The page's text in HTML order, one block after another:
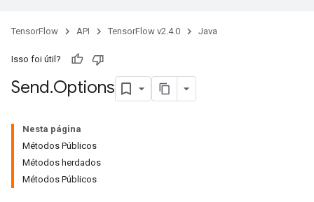
TensorFlow API TensorFlow v2.4.0 Java
Isso foi útil?
Send.Options
Nesta página
Métodos Públicos
Métodos herdados
Métodos Públicos